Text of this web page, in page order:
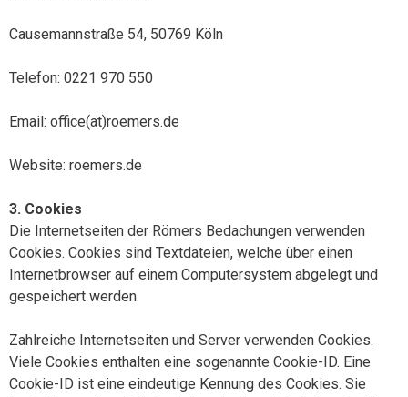
Causemannstraße 54, 50769 Köln
Telefon: 0221 970 550
Email: office(at)roemers.de
Website: roemers.de
3. Cookies
Die Internetseiten der Römers Bedachungen verwenden
Cookies. Cookies sind Textdateien, welche über einen
Internetbrowser auf einem Computersystem abgelegt und
gespeichert werden.
Zahlreiche Internetseiten und Server verwenden Cookies.
Viele Cookies enthalten eine sogenannte Cookie-ID. Eine
Cookie-ID ist eine eindeutige Kennung des Cookies. Sie